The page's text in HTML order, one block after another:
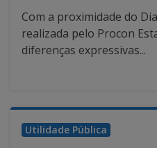
Com a proximidade do
realizada pelo Procon
diferenças expressivas...
Utilidade Pública